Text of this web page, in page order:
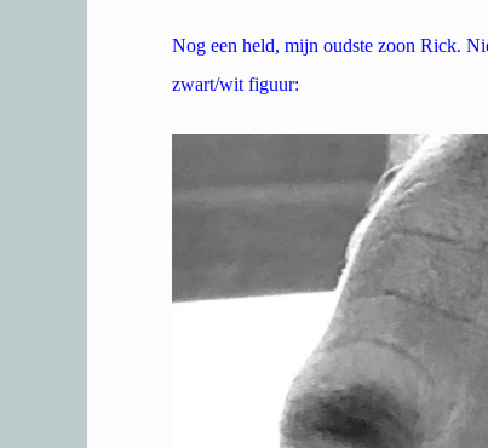
Nog een held, mijn oudste zoon Rick.
zwart/wit figuur: